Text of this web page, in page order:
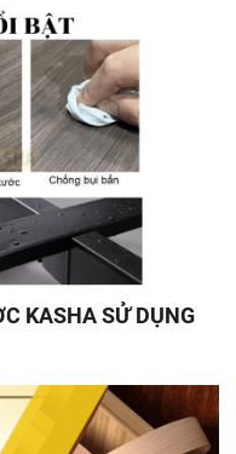
KASHA SỬ DỤNG